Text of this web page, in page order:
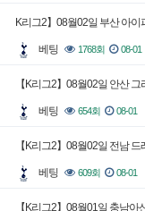
K리그2】08월02일 부산 아
베팅 1768회 08-01
【K리그2】08월02일 안산
베팅 654회 08-01
【K리그2】08월02일 전남
베팅 609회 08-01
【K리그2】08월01일 충남